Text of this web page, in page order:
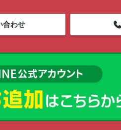
合わせ